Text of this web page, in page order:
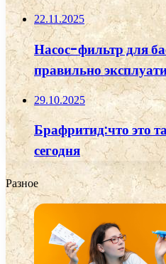
22.11.2025
Насос-фильтр для
правильно
29.10.2025
Брафритид:что это
сегодня
Разное